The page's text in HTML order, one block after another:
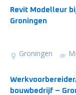
Revit Modelleur
Groningen
Groningen
bouwbedrijf –